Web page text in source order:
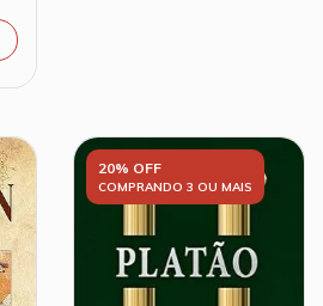
20% OFF
COMPRANDO 3 OU MAIS